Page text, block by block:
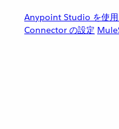
Anypoint Studio を使
Connector の設定